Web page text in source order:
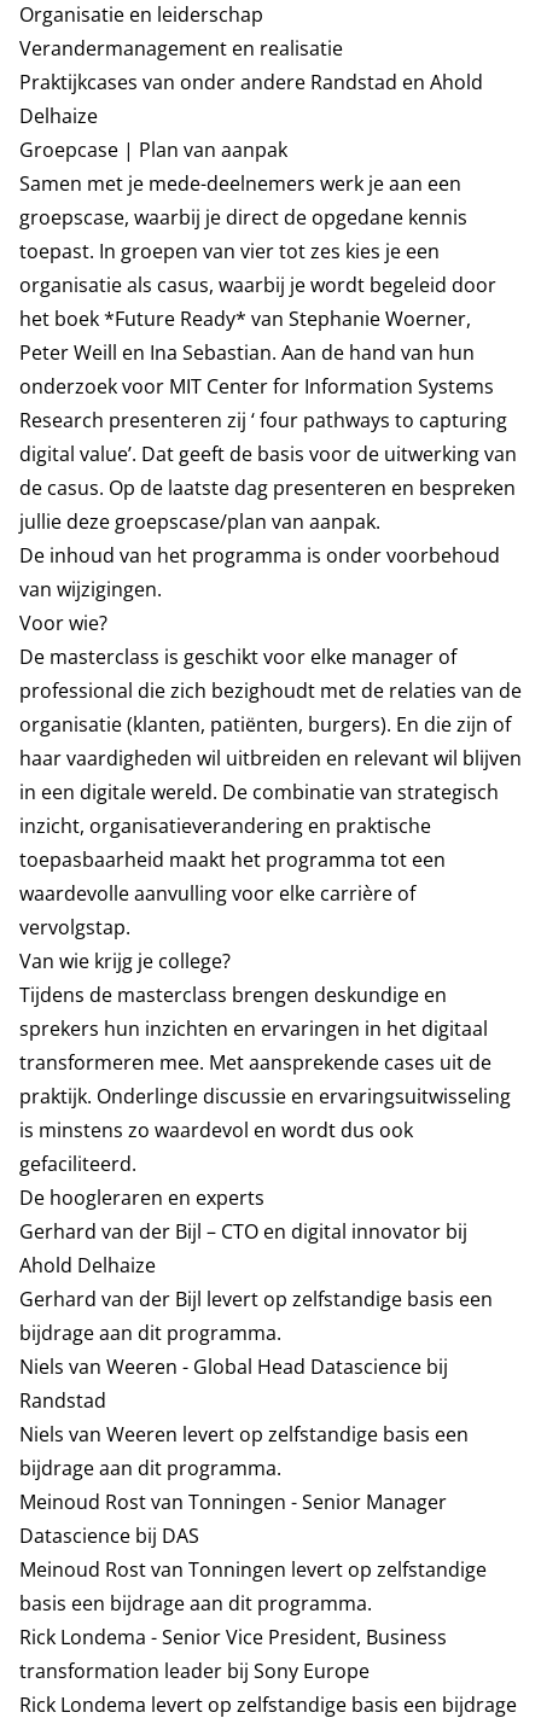
Organisatie en leiderschap
Verandermanagement en realisatie
Praktijkcases van onder andere Randstad en Ahold
Delhaize
Groepcase | Plan van aanpak
Samen met je mede-deelnemers werk je aan een
groepscase, waarbij je direct de opgedane kennis
toepast. In groepen van vier tot zes kies je een
organisatie als casus, waarbij je wordt begeleid door
het boek *Future Ready* van Stephanie Woerner,
Peter Weill en Ina Sebastian. Aan de hand van hun
onderzoek voor MIT Center for Information Systems
Research presenteren zij ‘ four pathways to capturing
digital value’. Dat geeft de basis voor de uitwerking van
de casus. Op de laatste dag presenteren en bespreken
jullie deze groepscase/plan van aanpak.
De inhoud van het programma is onder voorbehoud
van wijzigingen.
Voor wie?
De masterclass is geschikt voor elke manager of
professional die zich bezighoudt met de relaties van de
organisatie (klanten, patiënten, burgers). En die zijn of
haar vaardigheden wil uitbreiden en relevant wil blijven
in een digitale wereld. De combinatie van strategisch
inzicht, organisatieverandering en praktische
toepasbaarheid maakt het programma tot een
waardevolle aanvulling voor elke carrière of
vervolgstap.
Van wie krijg je college?
Tijdens de masterclass brengen deskundige en
sprekers hun inzichten en ervaringen in het digitaal
transformeren mee. Met aansprekende cases uit de
praktijk. Onderlinge discussie en ervaringsuitwisseling
is minstens zo waardevol en wordt dus ook
gefaciliteerd.
De hoogleraren en experts
Gerhard van der Bijl – CTO en digital innovator bij
Ahold Delhaize
Gerhard van der Bijl levert op zelfstandige basis een
bijdrage aan dit programma.
Niels van Weeren - Global Head Datascience bij
Randstad
Niels van Weeren levert op zelfstandige basis een
bijdrage aan dit programma.
Meinoud Rost van Tonningen - Senior Manager
Datascience bij DAS
Meinoud Rost van Tonningen levert op zelfstandige
basis een bijdrage aan dit programma.
Rick Londema - Senior Vice President, Business
transformation leader bij Sony Europe
Rick Londema levert op zelfstandige basis een bijdrage